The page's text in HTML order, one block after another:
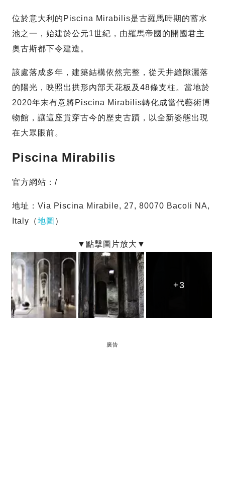
位於意大利的Piscina Mirabilis是古羅馬時期的蓄水
池之一，始建於公元1世紀，由羅馬帝國的開國君主
奧古斯都下令建造。
該處落成多年，建築結構依然完整，從天井縫隙灑落
的陽光，映照出拱形內部天花板及48條支柱。當地於
2020年末有意將Piscina Mirabilis轉化成當代藝術博
物館，讓這座貫穿古今的歷史古蹟，以全新姿態出現
在大眾眼前。
Piscina Mirabilis
官方網站：/
地址：Via Piscina Mirabile, 27, 80070 Bacoli NA,
Italy（地圖 ）
+3
+3
+3
廣告